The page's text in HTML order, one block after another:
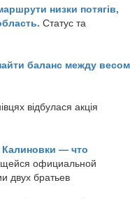
низки потягів,
Статус та
баланс между весом
відбулася акція
— что
официальной
двух братьев